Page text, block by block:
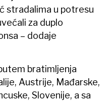
stradalima u potresu
za duplo
– dodaje
bratimljenja
Austrije, Mađarske,
Slovenije, a sa